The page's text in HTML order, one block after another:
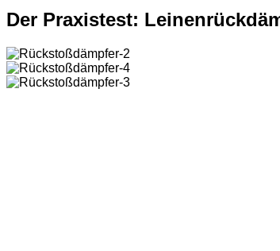
Der Praxistest: